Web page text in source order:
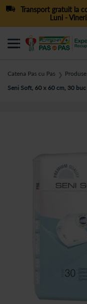
Transport gratuit la
Luni -
Catena Pas cu Pas ❯
Seni Soft, 60 x 60 cm, 30 buc